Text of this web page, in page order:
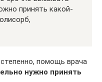
принять какой-
помощь врача
нужно принять